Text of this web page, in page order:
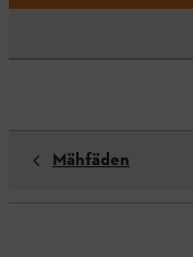
Mähfäden